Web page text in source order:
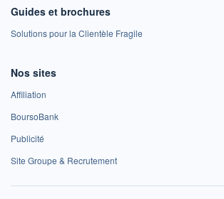
Guides et brochures
Solutions pour la Clientèle Fragile
Nos sites
Affiliation
BoursoBank
Publicité
Site Groupe & Recrutement